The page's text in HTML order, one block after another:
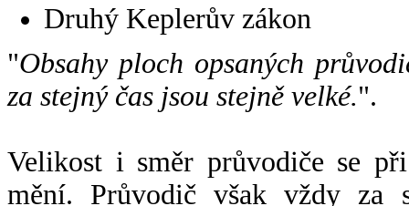
Druhý Keplerův zákon
"Obsahy ploch opsaných
za stejný čas jsou stejně velké.".
Velikost i směr průvodiče se
mění. Průvodič však vždy za